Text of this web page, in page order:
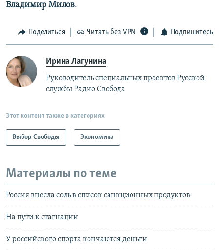
Владимир Милов.
Поделиться Читать без VPN Подпишитесь
Ирина Лагунина
Руководитель специальных проектов Русской
службы Радио Свобода
Этот контент также в категориях
Выбор Свободы Экономика
Материалы по теме
Россия внесла соль в список санкционных продуктов
На пути к стагнации
У российского спорта кончаются деньги